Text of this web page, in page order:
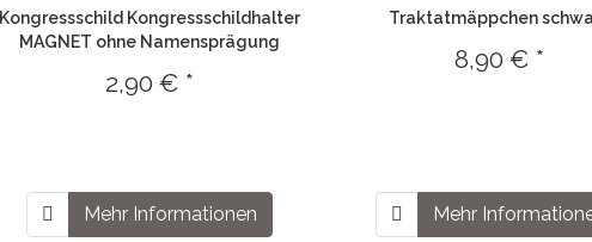
Kongressschild Kongressschildhalter
MAGNET ohne Namensprägung
2,90 € *
Mehr Informationen
Traktatmäppchen
8,90 € *
Mehr